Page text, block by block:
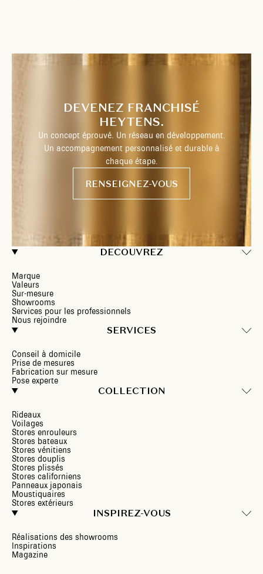
DECOUVREZ
Marque
Valeurs
Sur-mesure
Showrooms
Services pour les professionnels
Nous rejoindre
SERVICES
Conseil à domicile
Prise de mesures
Fabrication sur mesure
Pose experte
COLLECTION
Rideaux
Voilages
Stores enrouleurs
Stores bateaux
Stores vénitiens
Stores douplis
Stores plissés
Stores californiens
Panneaux japonais
Moustiquaires
Stores extérieurs
INSPIREZ-VOUS
Réalisations des showrooms
Inspirations
Magazine
DEVENEZ FRANCHISÉ
HEYTENS.
Un concept éprouvé. Un réseau en développement.
Un accompagnement personnalisé et durable à
chaque étape.
RENSEIGNEZ-VOUS